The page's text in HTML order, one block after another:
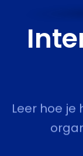
Leer hoe